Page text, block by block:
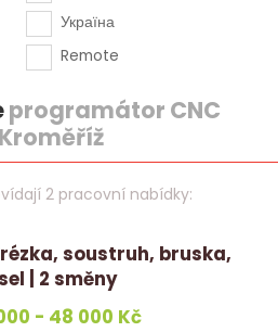
Україна
Remote
programátor CNC
Kroměříž
2 pracovní nabídky:
soustruh, bruska,
| 2 směny
- 48 000 Kč